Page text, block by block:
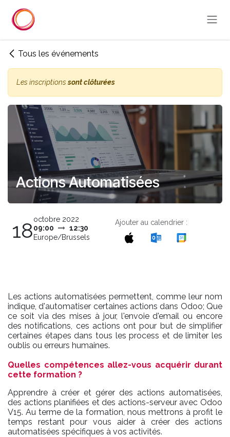
Tous les événements
Les inscriptionssont clôturées
Actions Automatisées
18octobre 2022
09:00
12:30
Europe/Brussels
Ajouter au calendrier :
Les actions automatisées permettent, comme leur nom
indique, d'automatiser certaines actions dans Odoo; Que
ce soit via des mises à jour, l'envoie d'email ou encore
des notifications, ces actions ont pour but de simplifier
certaines étapes dans tous les process et de limiter les
oublis ou erreurs humaines.
Quelles compétences allez-vous acquérir durant
cette formation ?
Apprendre à créer et gérer des actions automatisées,
des actions planifiées et des actions-serveur avec Odoo
V15.Au terme de la formation, nous mettrons à profit le
temps restant pour vous aider à créer des actions
automatisées spécifiques à vos activités.